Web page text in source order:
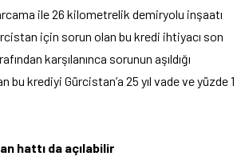
ile 26 kilometrelik demiryolu inşaatı
için sorun olan bu kredi ihtiyacı son
karşılanınca sorunun aşıldığı
bu krediyi Gürcistan’a 25 yıl vade ve yüzde 1
hattı da açılabilir